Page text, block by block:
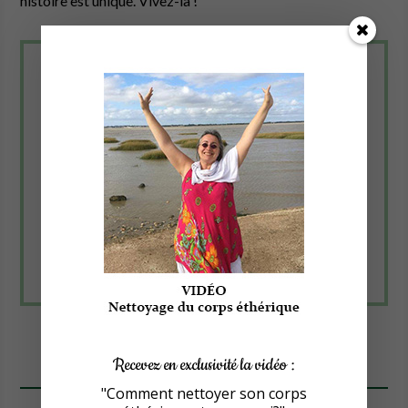
Je réserve une séance
Séance en Présence contactez moi par sms au
0682326402.
Séance en Visio : je réserve en
ligne.
Recevez en exclusivité la vidéo :
"Comment nettoyer son corps